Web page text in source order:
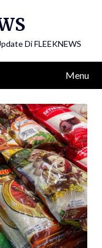
Di FLEEKNEWS
Menu